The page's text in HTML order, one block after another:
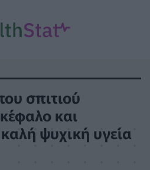
σπιτιού
και
ψυχική υγεία